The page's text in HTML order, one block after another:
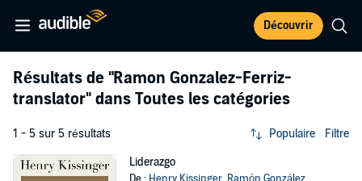
Découvrir
Résultats de "Ramon Gonzalez-Ferriz-
translator" dans Toutes les catégories
1 - 5 sur 5 résultats Populaire Filtre
Liderazgo